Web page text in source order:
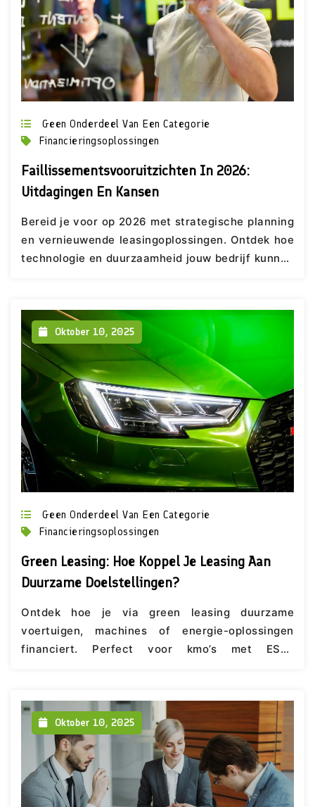
Geen Onderdeel Van Een Categorie
Financieringsoplossingen
Faillissementsvooruitzichten In 2026:
Uitdagingen En Kansen
Bereid je voor op 2026 met strategische planning
en vernieuwende leasingoplossingen. Ontdek hoe
technologie en duurzaamheid jouw bedrijf kunnen
benutten.
Oktober 10, 2025
Geen Onderdeel Van Een Categorie
Financieringsoplossingen
Green Leasing: Hoe Koppel Je Leasing Aan
Duurzame Doelstellingen?
Ontdek hoe je via green leasing duurzame
voertuigen, machines of energie-oplossingen
financiert. Perfect voor kmo’s met ESG-
Oktober 10, 2025